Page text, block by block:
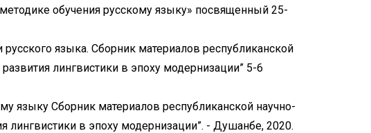
обучения русскому языку» посвященный 25-
языка. Сборник материалов республиканской
лингвистики в эпоху модернизации” 5-6
языку Сборник материалов республиканской научно-
лингвистики в эпоху модернизации”. - Душанбе, 2020.